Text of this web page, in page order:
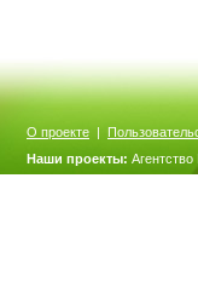
О проекте |
Наши проекты: